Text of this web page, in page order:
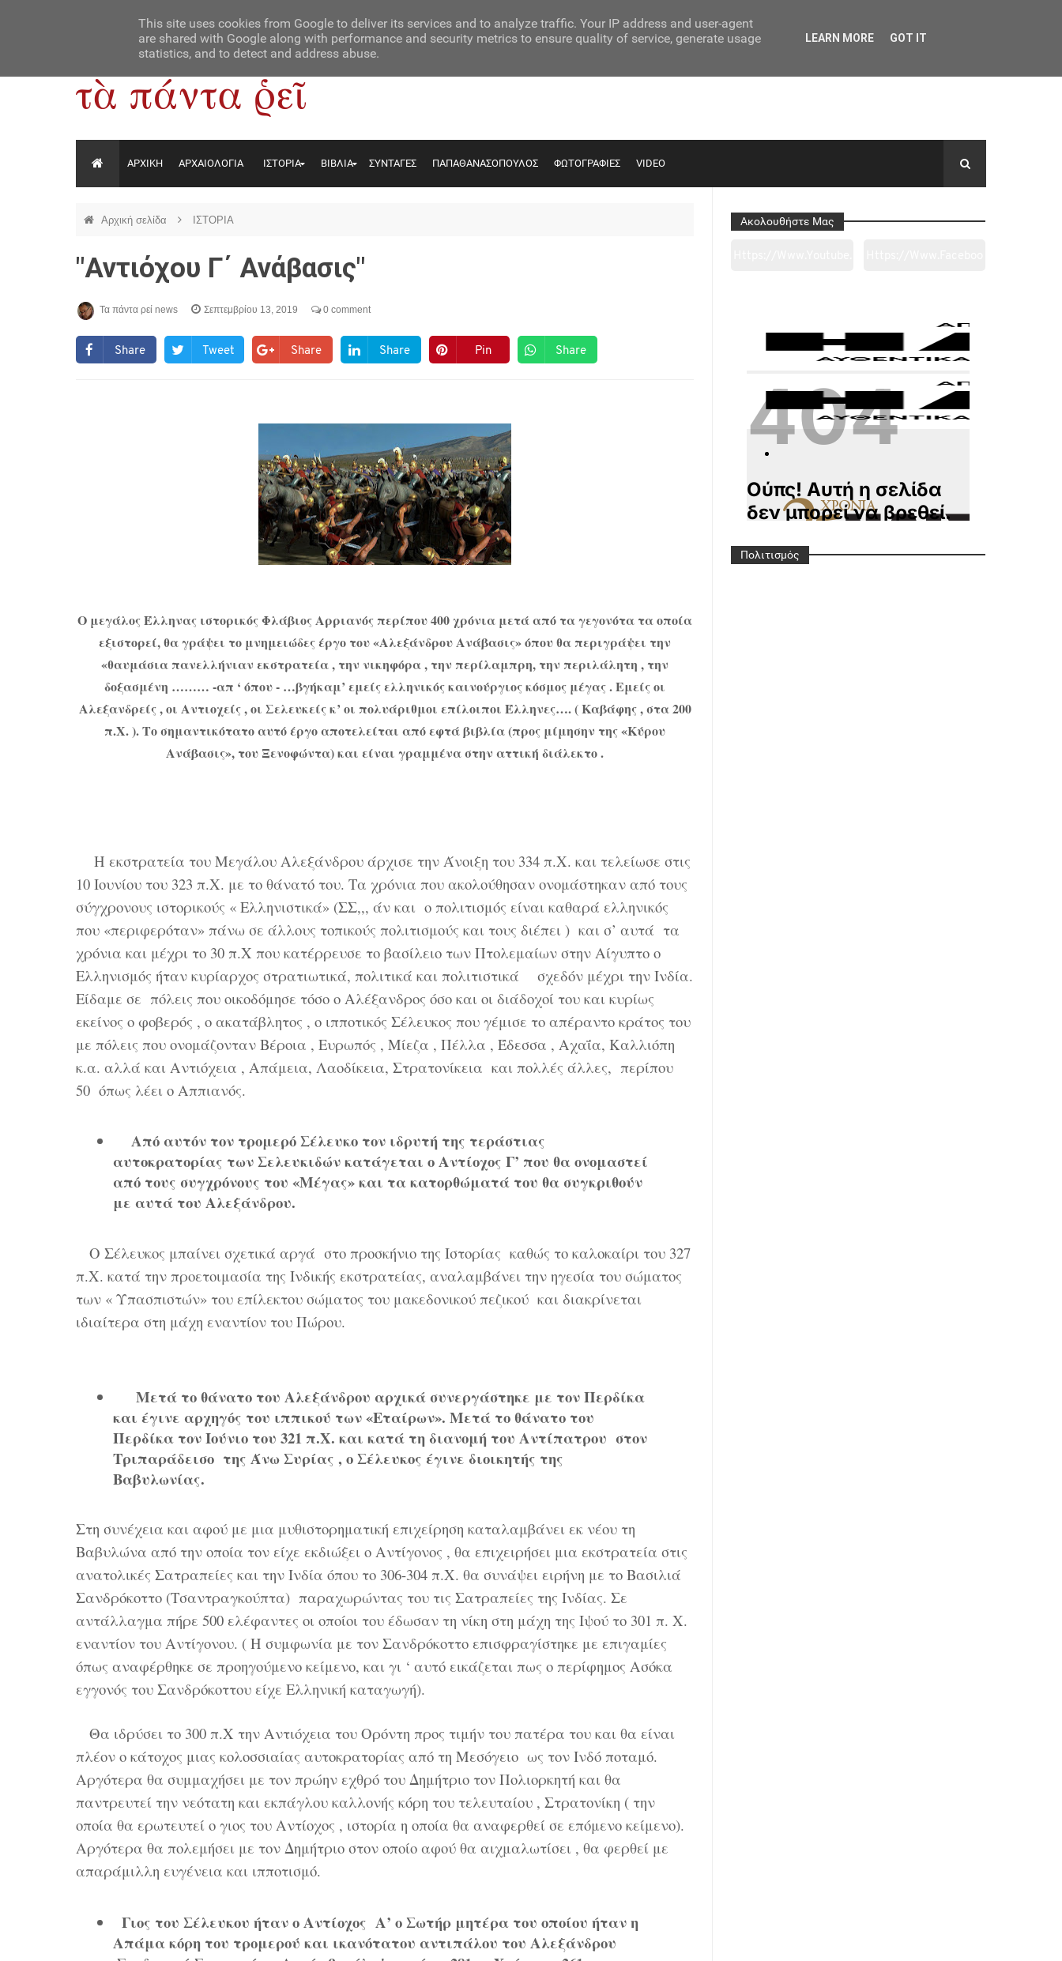
Contact Us About Us
ΑΡΧΙΚΗ ΑΡΧΑΙΟΛΟΓΙΑ ΙΣΤΟΡΙΑ ΒΙΒΛΙΑ ΣΥΝΤΑΓΕΣ ΠΑΠΑΘΑΝΑΣΟΠΟΥΛΟΣ ΦΩΤΟΓΡΑΦΙΕΣ VIDEO
Αρχική σελίδα ΙΣΤΟΡΙΑ
"Αντιόχου Γ΄ Ανάβασις"
Τα πάντα ρεί news Σεπτεμβρίου 13, 2019 0 comment
Share Tweet Share Share Pin Share
Ο μεγάλος Έλληνας ιστορικός Φλάβιος Αρριανός περίπου 400 χρόνια μετά από τα γεγονότα τα οποία
εξιστορεί, θα γράψει το μνημειώδες έργο του «Αλεξάνδρου Ανάβασις» όπου θα περιγράψει την
«θαυμάσια πανελλήνιαν εκστρατεία , την νικηφόρα , την περίλαμπρη, την περιλάλητη , την
δοξασμένη ……… -απ ‘ όπου - …βγήκαμ’ εμείς ελληνικός καινούργιος κόσμος μέγας . Εμείς οι
Αλεξανδρείς , οι Αντιοχείς , οι Σελευκείς κ’ οι πολυάριθμοι επίλοιποι Έλληνες…. ( Καβάφης , στα 200
π.Χ. ). Το σημαντικότατο αυτό έργο αποτελείται από εφτά βιβλία (προς μίμησην της «Κύρου
Ανάβασις», του Ξενοφώντα) και είναι γραμμένα στην αττική διάλεκτο .
Η εκστρατεία του Μεγάλου Αλεξάνδρου άρχισε την Άνοιξη του 334 π.Χ. και τελείωσε στις
10 Ιουνίου του 323 π.Χ. με το θάνατό του. Τα χρόνια που ακολούθησαν ονομάστηκαν από τους
σύγχρονους ιστορικούς « Ελληνιστικά» (ΣΣ,,, άν και ο πολιτισμός είναι καθαρά ελληνικός
που «περιφερόταν» πάνω σε άλλους τοπικούς πολιτισμούς και τους διέπει ) και σ’ αυτά τα
χρόνια και μέχρι το 30 π.Χ που κατέρρευσε το βασίλειο των Πτολεμαίων στην Αίγυπτο ο
Ελληνισμός ήταν κυρίαρχος στρατιωτικά, πολιτικά και πολιτιστικά σχεδόν μέχρι την Ινδία.
Είδαμε σε πόλεις που οικοδόμησε τόσο ο Αλέξανδρος όσο και οι διάδοχοί του και κυρίως
εκείνος ο φοβερός , ο ακατάβλητος , ο ιπποτικός Σέλευκος που γέμισε το απέραντο κράτος του
με πόλεις που ονομάζονταν Βέροια , Ευρωπός , Μίεζα , Πέλλα , Έδεσσα , Αχαΐα, Καλλιόπη
κ.α. αλλά και Αντιόχεια , Απάμεια, Λαοδίκεια, Στρατονίκεια και πολλές άλλες, περίπου
50 όπως λέει ο Αππιανός.
Από αυτόν τον τρομερό Σέλευκο τον ιδρυτή της τεράστιας
αυτοκρατορίας των Σελευκιδών κατάγεται ο Αντίοχος Γ’ που θα ονομαστεί
από τους συγχρόνους του «Μέγας» και τα κατορθώματά του θα συγκριθούν
με αυτά του Αλεξάνδρου.
Ο Σέλευκος μπαίνει σχετικά αργά στο προσκήνιο της Ιστορίας καθώς το καλοκαίρι του 327
π.Χ. κατά την προετοιμασία της Ινδικής εκστρατείας, αναλαμβάνει την ηγεσία του σώματος
των « Υπασπιστών» του επίλεκτου σώματος του μακεδονικού πεζικού και διακρίνεται
ιδιαίτερα στη μάχη εναντίον του Πώρου.
Μετά το θάνατο του Αλεξάνδρου αρχικά συνεργάστηκε με τον Περδίκα
και έγινε αρχηγός του ιππικού των «Εταίρων». Μετά το θάνατο του
Περδίκα τον Ιούνιο του 321 π.Χ. και κατά τη διανομή του Αντίπατρου στον
Τριπαράδεισο της Άνω Συρίας , ο Σέλευκος έγινε διοικητής της
Βαβυλωνίας.
Στη συνέχεια και αφού με μια μυθιστορηματική επιχείρηση καταλαμβάνει εκ νέου τη
Βαβυλώνα από την οποία τον είχε εκδιώξει ο Αντίγονος , θα επιχειρήσει μια εκστρατεία στις
ανατολικές Σατραπείες και την Ινδία όπου το 306-304 π.Χ. θα συνάψει ειρήνη με το Βασιλιά
Σανδρόκοττο (Τσαντραγκούπτα) παραχωρώντας του τις Σατραπείες της Ινδίας. Σε
αντάλλαγμα πήρε 500 ελέφαντες οι οποίοι του έδωσαν τη νίκη στη μάχη της Ιψού το 301 π. Χ.
εναντίον του Αντίγονου. ( Η συμφωνία με τον Σανδρόκοττο επισφραγίστηκε με επιγαμίες
όπως αναφέρθηκε σε προηγούμενο κείμενο, και γι ‘ αυτό εικάζεται πως ο περίφημος Ασόκα
εγγονός του Σανδρόκοττου είχε Ελληνική καταγωγή).
Θα ιδρύσει το 300 π.Χ την Αντιόχεια του Ορόντη προς τιμήν του πατέρα του και θα είναι
πλέον ο κάτοχος μιας κολοσσιαίας αυτοκρατορίας από τη Μεσόγειο ως τον Ινδό ποταμό.
Αργότερα θα συμμαχήσει με τον πρώην εχθρό του Δημήτριο τον Πολιορκητή και θα
παντρευτεί την νεότατη και εκπάγλου καλλονής κόρη του τελευταίου , Στρατονίκη ( την
οποία θα ερωτευτεί ο γιος του Αντίοχος , ιστορία η οποία θα αναφερθεί σε επόμενο κείμενο).
Αργότερα θα πολεμήσει με τον Δημήτριο στον οποίο αφού θα αιχμαλωτίσει , θα φερθεί με
απαράμιλλη ευγένεια και ιπποτισμό.
Γιος του Σέλευκου ήταν ο Αντίοχος Α’ ο Σωτήρ μητέρα του οποίου ήταν η
Απάμα κόρη του τρομερού και ικανότατου αντιπάλου του Αλεξάνδρου
Ακολουθήστε Μας
Ref=pages_you_mana
Πολιτισμός
This site uses cookies from Google to deliver its services and to analyze traffic. Your IP address and user-agent
are shared with Google along with performance and security metrics to ensure quality of service, generate usage
statistics, and to detect and address abuse.
LEARN MORE GOT IT